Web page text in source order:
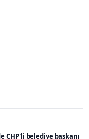
CHP'li belediye başkanı